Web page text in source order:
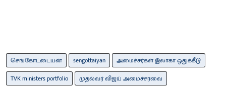
செங்கோட்டையன் sengottaiyan
அமைச்சர்கள் இலாகா ஒதுக்கீடு
TVK ministers portfolio
முதல்வர் விஜய் அமைச்சரவை